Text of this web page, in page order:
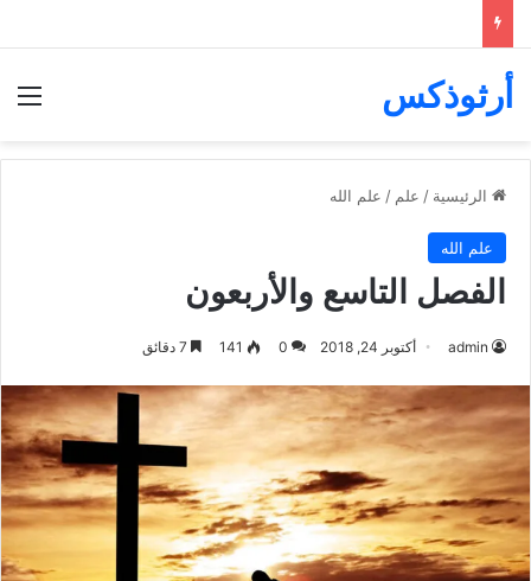
أرثوذكس
الرئيسية / علم / علم الله
علم الله
الفصل التاسع والأربعون
admin أكتوبر 24, 2018 0
141